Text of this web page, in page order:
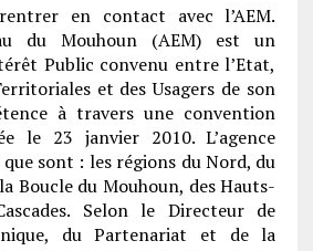
en contact avec l’AEM.
du Mouhoun (AEM) est un
Public convenu entre l’Etat,
et des Usagers de son
à travers une convention
le 23 janvier 2010. L’agence
sont : les régions du Nord, du
Boucle du Mouhoun, des Hauts-
Selon le Directeur de
du Partenariat et de la